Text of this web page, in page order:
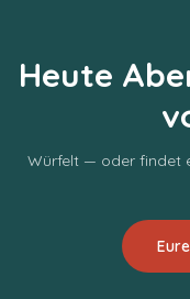
Heute
Würfelt — oder findet